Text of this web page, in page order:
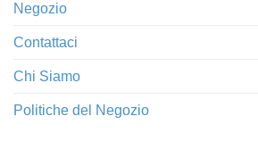
Negozio
Contattaci
Chi Siamo
Politiche del Negozio